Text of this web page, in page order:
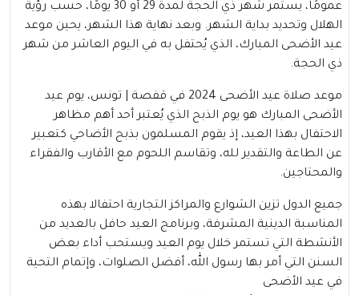
عمومًا، يستمر شهر ذي الحجة لمدة 29 أو 30 يومًا، حسب رؤية
الهلال وتحديد بداية الشهر. وبعد نهاية هذا الشهر، يحين موعد
عيد الأضحى المبارك، الذي يُحتفل به في اليوم العاشر من شهر
ذي الحجة.
موعد صلاة عيد الأضحى 2024 في قفصة | تونس، يوم عيد
الأضحى المبارك هو يوم الذبح الذي يُعتبر أحد أهم مظاهر
الاحتفال بهذا العيد، إذ يقوم المسلمون بذبح الأضاحي كتعبير
عن الطاعة والتقدير لله، وتقاسم اللحوم مع الأقارب والفقراء
والمحتاجين.
جميع الدول تزين الشوارع والمراكز التجارية احتفالا بهذه
المناسبة الدينية المشرفة، وبرنامج العيد حافل بالعديد من
الأنشطة التي تستمر خلال يوم العيد ويستحب أداء بعض
السنن التي أمر بها رسول الله، أفضل الصلوات، وإتمام التحية
في عيد الأضحى